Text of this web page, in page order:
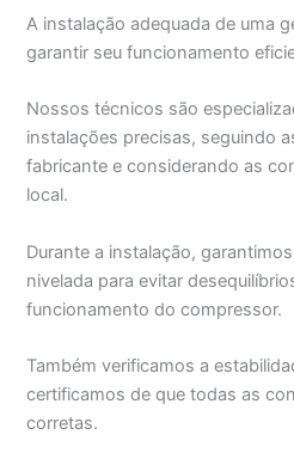
A instalação adequada de uma
garantir seu funcionamento
Nossos técnicos são
instalações precisas, seguindo
fabricante e considerando as
local.
Durante a instalação,
nivelada para evitar
funcionamento do compressor.
Também verificamos a
certificamos de que todas as
corretas.